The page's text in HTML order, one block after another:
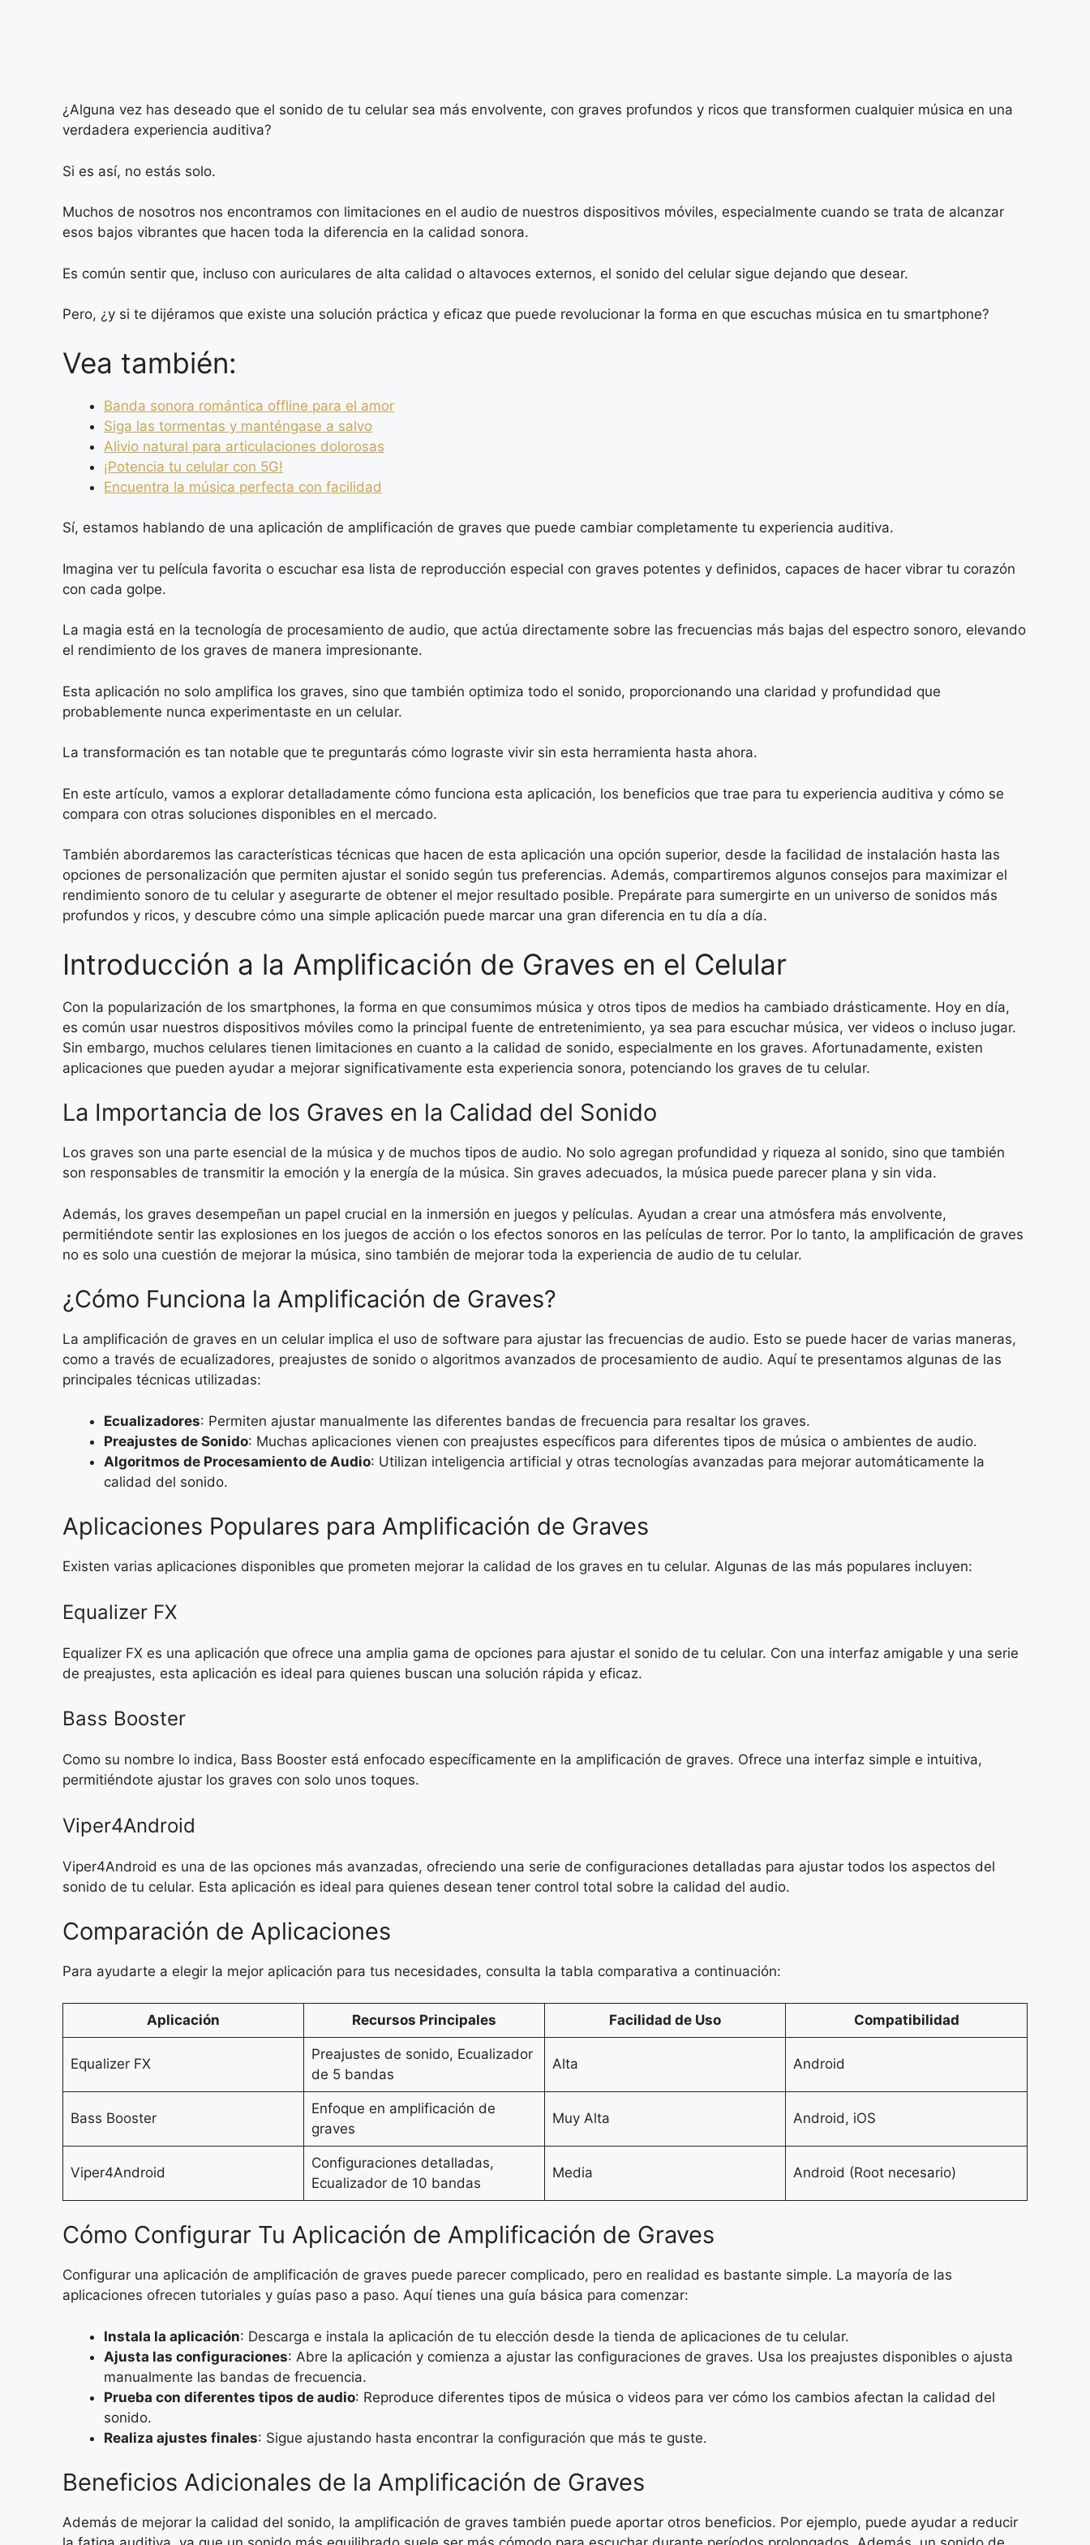
¿Alguna vez has deseado que el sonido de tu celular sea más envolvente, con graves profundos y ricos que transformen cualquier música en una
verdadera experiencia auditiva?
Si es así, no estás solo.
Muchos de nosotros nos encontramos con limitaciones en el audio de nuestros dispositivos móviles, especialmente cuando se trata de alcanzar
esos bajos vibrantes que hacen toda la diferencia en la calidad sonora.
Es común sentir que, incluso con auriculares de alta calidad o altavoces externos, el sonido del celular sigue dejando que desear.
Pero, ¿y si te dijéramos que existe una solución práctica y eficaz que puede revolucionar la forma en que escuchas música en tu smartphone?
Vea también:
Banda sonora romántica offline para el amor
Siga las tormentas y manténgase a salvo
Alivio natural para articulaciones dolorosas
¡Potencia tu celular con 5G!
Encuentra la música perfecta con facilidad
Sí, estamos hablando de una aplicación de amplificación de graves que puede cambiar completamente tu experiencia auditiva.
Imagina ver tu película favorita o escuchar esa lista de reproducción especial con graves potentes y definidos, capaces de hacer vibrar tu corazón
con cada golpe.
La magia está en la tecnología de procesamiento de audio, que actúa directamente sobre las frecuencias más bajas del espectro sonoro, elevando
el rendimiento de los graves de manera impresionante.
Esta aplicación no solo amplifica los graves, sino que también optimiza todo el sonido, proporcionando una claridad y profundidad que
probablemente nunca experimentaste en un celular.
La transformación es tan notable que te preguntarás cómo lograste vivir sin esta herramienta hasta ahora.
En este artículo, vamos a explorar detalladamente cómo funciona esta aplicación, los beneficios que trae para tu experiencia auditiva y cómo se
compara con otras soluciones disponibles en el mercado.
También abordaremos las características técnicas que hacen de esta aplicación una opción superior, desde la facilidad de instalación hasta las
opciones de personalización que permiten ajustar el sonido según tus preferencias. Además, compartiremos algunos consejos para maximizar el
rendimiento sonoro de tu celular y asegurarte de obtener el mejor resultado posible. Prepárate para sumergirte en un universo de sonidos más
profundos y ricos, y descubre cómo una simple aplicación puede marcar una gran diferencia en tu día a día.
Introducción a la Amplificación de Graves en el Celular
Con la popularización de los smartphones, la forma en que consumimos música y otros tipos de medios ha cambiado drásticamente. Hoy en día,
es común usar nuestros dispositivos móviles como la principal fuente de entretenimiento, ya sea para escuchar música, ver videos o incluso jugar.
Sin embargo, muchos celulares tienen limitaciones en cuanto a la calidad de sonido, especialmente en los graves. Afortunadamente, existen
aplicaciones que pueden ayudar a mejorar significativamente esta experiencia sonora, potenciando los graves de tu celular.
La Importancia de los Graves en la Calidad del Sonido
Los graves son una parte esencial de la música y de muchos tipos de audio. No solo agregan profundidad y riqueza al sonido, sino que también
son responsables de transmitir la emoción y la energía de la música. Sin graves adecuados, la música puede parecer plana y sin vida.
Además, los graves desempeñan un papel crucial en la inmersión en juegos y películas. Ayudan a crear una atmósfera más envolvente,
permitiéndote sentir las explosiones en los juegos de acción o los efectos sonoros en las películas de terror. Por lo tanto, la amplificación de graves
no es solo una cuestión de mejorar la música, sino también de mejorar toda la experiencia de audio de tu celular.
¿Cómo Funciona la Amplificación de Graves?
La amplificación de graves en un celular implica el uso de software para ajustar las frecuencias de audio. Esto se puede hacer de varias maneras,
como a través de ecualizadores, preajustes de sonido o algoritmos avanzados de procesamiento de audio. Aquí te presentamos algunas de las
principales técnicas utilizadas:
Ecualizadores: Permiten ajustar manualmente las diferentes bandas de frecuencia para resaltar los graves.
Preajustes de Sonido: Muchas aplicaciones vienen con preajustes específicos para diferentes tipos de música o ambientes de audio.
Algoritmos de Procesamiento de Audio: Utilizan inteligencia artificial y otras tecnologías avanzadas para mejorar automáticamente la
calidad del sonido.
Aplicaciones Populares para Amplificación de Graves
Existen varias aplicaciones disponibles que prometen mejorar la calidad de los graves en tu celular. Algunas de las más populares incluyen:
Equalizer FX
Equalizer FX es una aplicación que ofrece una amplia gama de opciones para ajustar el sonido de tu celular. Con una interfaz amigable y una serie
de preajustes, esta aplicación es ideal para quienes buscan una solución rápida y eficaz.
Bass Booster
Como su nombre lo indica, Bass Booster está enfocado específicamente en la amplificación de graves. Ofrece una interfaz simple e intuitiva,
permitiéndote ajustar los graves con solo unos toques.
Viper4Android
Viper4Android es una de las opciones más avanzadas, ofreciendo una serie de configuraciones detalladas para ajustar todos los aspectos del
sonido de tu celular. Esta aplicación es ideal para quienes desean tener control total sobre la calidad del audio.
Comparación de Aplicaciones
Para ayudarte a elegir la mejor aplicación para tus necesidades, consulta la tabla comparativa a continuación:
Aplicación Recursos Principales Facilidad de Uso Compatibilidad
Equalizer FX
Preajustes de sonido, Ecualizador
de 5 bandas
Alta Android
Bass Booster
Enfoque en amplificación de
graves
Muy Alta Android, iOS
Viper4Android
Configuraciones detalladas,
Ecualizador de 10 bandas
Media Android (Root necesario)
Cómo Configurar Tu Aplicación de Amplificación de Graves
Configurar una aplicación de amplificación de graves puede parecer complicado, pero en realidad es bastante simple. La mayoría de las
aplicaciones ofrecen tutoriales y guías paso a paso. Aquí tienes una guía básica para comenzar:
Instala la aplicación: Descarga e instala la aplicación de tu elección desde la tienda de aplicaciones de tu celular.
Ajusta las configuraciones: Abre la aplicación y comienza a ajustar las configuraciones de graves. Usa los preajustes disponibles o ajusta
manualmente las bandas de frecuencia.
Prueba con diferentes tipos de audio: Reproduce diferentes tipos de música o videos para ver cómo los cambios afectan la calidad del
sonido.
Realiza ajustes finales: Sigue ajustando hasta encontrar la configuración que más te guste.
Beneficios Adicionales de la Amplificación de Graves
Además de mejorar la calidad del sonido, la amplificación de graves también puede aportar otros beneficios. Por ejemplo, puede ayudar a reducir